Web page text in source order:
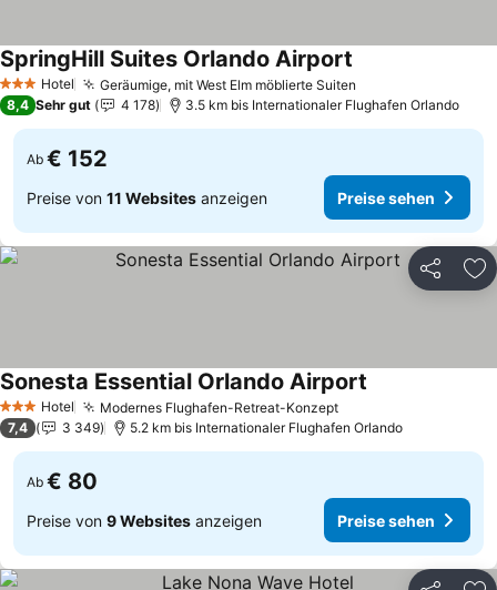
3 SterneHotel Geräumige, mit West Elm möblierte Suiten
SpringHill Suites Orlando Airport
8,4 Sehr gut 4 178 3.5 km bis Internationaler Flughafen Orlando
Ab € 152
Preise von 11 Websites anzeigen Preise sehen
Teilen
3 SterneHotel Modernes Flughafen-Retreat-KonzeptPreise sehen
Sonesta Essential Orlando Airport
7,4 3 349 5.2 km bis Internationaler Flughafen Orlando
Ab € 80
Preise von 9 Websites anzeigen Preise sehen